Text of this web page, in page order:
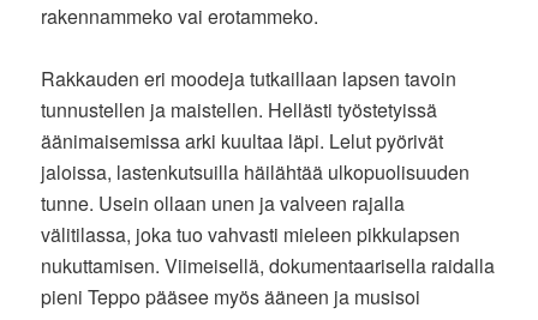
rakennammeko vai erotammeko.
Rakkauden eri moodeja tutkaillaan lapsen tavoin
tunnustellen ja maistellen. Hellästi työstetyissä
äänimaisemissa arki kuultaa läpi. Lelut pyörivät
jaloissa, lastenkutsuilla häilähtää ulkopuolisuuden
tunne. Usein ollaan unen ja valveen rajalla
välitilassa, joka tuo vahvasti mieleen pikkulapsen
nukuttamisen. Viimeisellä, dokumentaarisella raidalla
pieni Teppo pääsee myös ääneen ja musisoi